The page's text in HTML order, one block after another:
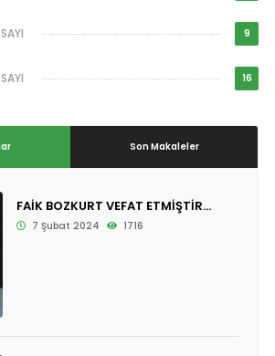
9
16
Son Makaleler
FAİK BOZKURT VEFAT ETMİŞTİR...
7 Şubat 2024 1716